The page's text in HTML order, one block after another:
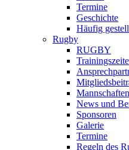
Termine
Geschichte
Häufig
Rugby
RUGBY
Mannschaften
News und
Sponsoren
Galerie
Termine
Regeln des